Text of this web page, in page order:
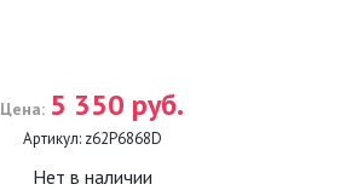
Цена: 5 350 руб.
Артикул: z62P6868D
Нет в наличии